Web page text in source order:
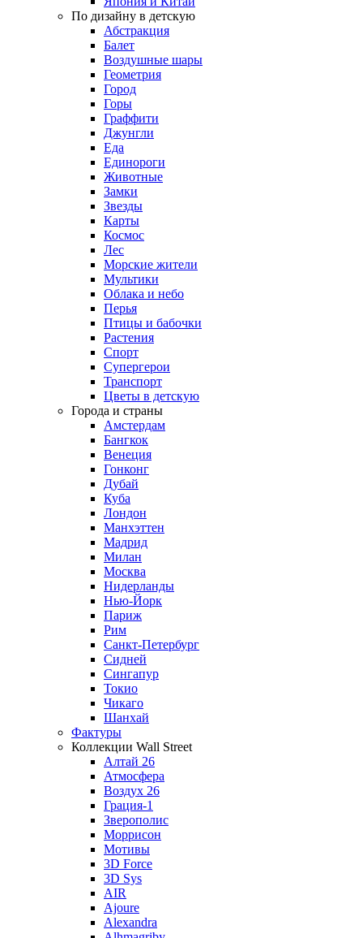
По дизайну в детскую
Абстракция
Балет
Воздушные шары
Геометрия
Город
Горы
Граффити
Джунгли
Еда
Единороги
Животные
Замки
Звезды
Карты
Космос
Лес
Морские жители
Мультики
Облака и небо
Перья
Птицы и бабочки
Растения
Спорт
Супергерои
Транспорт
Цветы в детскую
Города и страны
Амстердам
Бангкок
Венеция
Гонконг
Дубай
Куба
Лондон
Манхэттен
Мадрид
Милан
Москва
Нидерланды
Нью-Йорк
Париж
Рим
Санкт-Петербург
Сидней
Сингапур
Токио
Чикаго
Шанхай
Фактуры
Коллекции Wall Street
Алтай 26
Атмосфера
Воздух 26
Грация-1
Зверополис
Моррисон
Мотивы
3D Force
3D Sys
AIR
Ajoure
Alexandra